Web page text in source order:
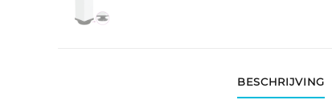
BESCHRIJVING